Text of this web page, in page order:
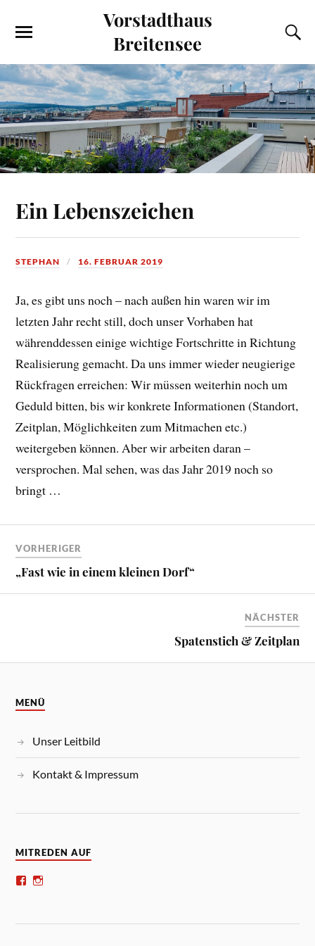
Vorstadthaus
Breitensee
Ein Lebenszeichen
STEPHAN 16. FEBRUAR 2019
Ja, es gibt uns noch – nach außen hin waren wir im
letzten Jahr recht still, doch unser Vorhaben hat
währenddessen einige wichtige Fortschritte in Richtung
Realisierung gemacht. Da uns immer wieder neugierige
Rückfragen erreichen: Wir müssen weiterhin noch um
Geduld bitten, bis wir konkrete Informationen (Standort,
Zeitplan, Möglichkeiten zum Mitmachen etc.)
weitergeben können. Aber wir arbeiten daran –
versprochen. Mal sehen, was das Jahr 2019 noch so
bringt …
VORHERIGER
„Fast wie in einem kleinen Dorf“
NÄCHSTER
Spatenstich & Zeitplan
MENÜ
Unser Leitbild
Kontakt & Impressum
MITREDEN AUF